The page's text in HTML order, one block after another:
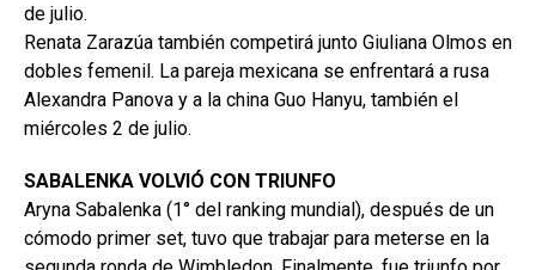
de julio.
Renata Zarazúa también competirá junto Giuliana Olmos en
dobles femenil. La pareja mexicana se enfrentará a rusa
Alexandra Panova y a la china Guo Hanyu, también el
miércoles 2 de julio.
SABALENKA VOLVIÓ CON TRIUNFO
Aryna Sabalenka (1° del ranking mundial), después de un
cómodo primer set, tuvo que trabajar para meterse en la